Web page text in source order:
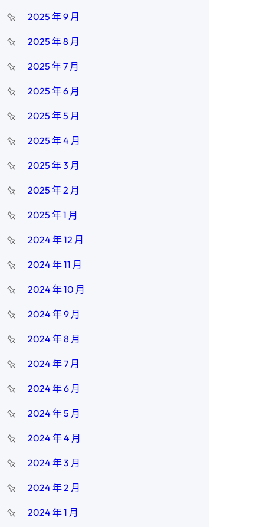
2025 年 9 月
2025 年 8 月
2025 年 7 月
2025 年 6 月
2025 年 5 月
2025 年 4 月
2025 年 3 月
2025 年 2 月
2025 年 1 月
2024 年 12 月
2024 年 11 月
2024 年 10 月
2024 年 9 月
2024 年 8 月
2024 年 7 月
2024 年 6 月
2024 年 5 月
2024 年 4 月
2024 年 3 月
2024 年 2 月
2024 年 1 月